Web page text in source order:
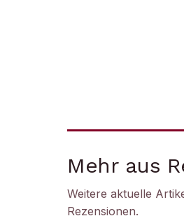
Mehr aus
Weitere aktuelle
Rezensionen.